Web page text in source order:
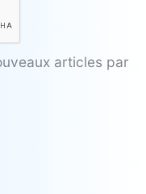
articles par